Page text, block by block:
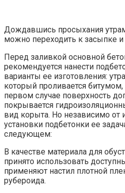
Дождавшись просыхания
можно переходить к засыпке и
Перед заливкой основной
рекомендуется нанести
варианты ее изготовления:
который проливается
первом случае поверхность
покрывается
вид корыта. Но независимо от
установки подбетонки ее
следующем:
В качестве материала для
принято использовать
применяют настил плотной
рубероида.